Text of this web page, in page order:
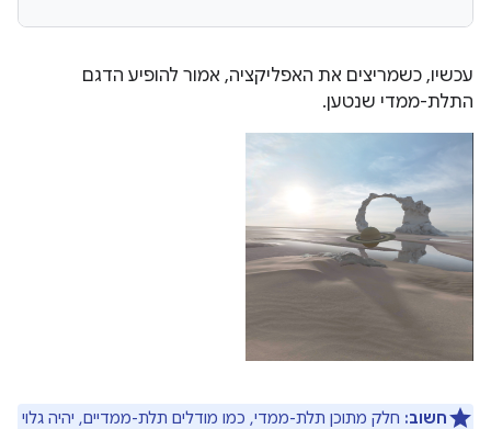
עכשיו, כשמריצים את האפליקציה, אמור להופיע הדגם
התלת-ממדי שנטען.
חשוב: חלק מתוכן תלת-ממדי, כמו מודלים תלת-ממדיים, יהיה גלוי